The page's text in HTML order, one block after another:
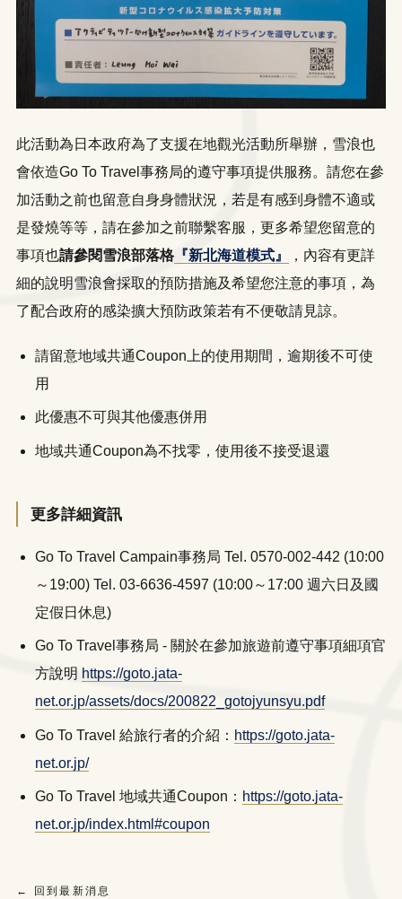
LINE
此活動為日本政府為了支援在地觀光活動所舉辦，雪浪也
會依造Go To Travel事務局的遵守事項提供服務。請您在參
加活動之前也留意自身身體狀況，若是有感到身體不適或
是發燒等等，請在參加之前聯繫客服，更多希望您留意的
事項也請參閱雪浪部落格『新北海道模式』
，內容有更詳
細的說明雪浪會採取的預防措施及希望您注意的事項，為
了配合政府的感染擴大預防政策若有不便敬請見諒。
請留意地域共通Coupon上的使用期間，逾期後不可使
用
此優惠不可與其他優惠併用
地域共通Coupon為不找零，使用後不接受退還
更多詳細資訊
Go To Travel Campain事務局 Tel. 0570-002-442 (10:00
～19:00) Tel. 03-6636-4597 (10:00～17:00 週六日及國
定假日休息)
Go To Travel事務局 - 關於在參加旅遊前遵守事項細項官
方說明 https://goto.jata-
net.or.jp/assets/docs/200822_gotojyunsyu.pdf
Go To Travel 給旅行者的介紹： https://goto.jata-
net.or.jp/
Go To Travel 地域共通Coupon： https://goto.jata-
net.or.jp/index.html#coupon
← 回到最新消息